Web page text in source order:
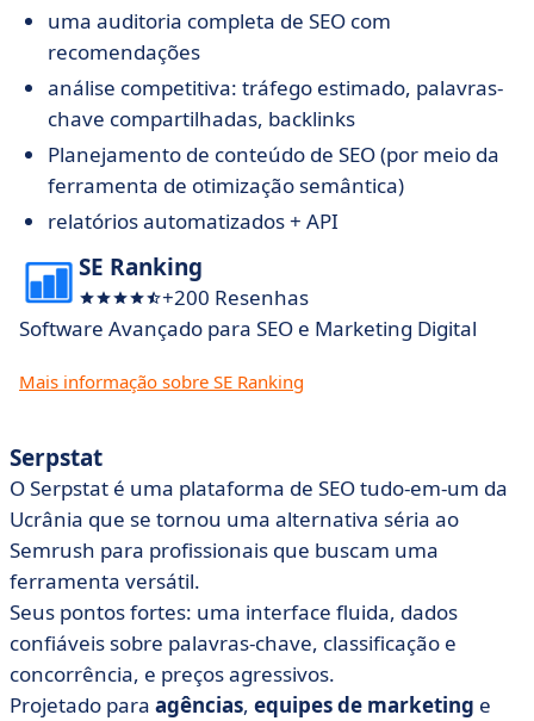
uma auditoria completa de SEO com
recomendações
análise competitiva: tráfego estimado, palavras-
chave compartilhadas, backlinks
Planejamento de conteúdo de SEO (por meio da
ferramenta de otimização semântica)
relatórios automatizados + API
SE Ranking
+200 Resenhas
Software Avançado para SEO e Marketing Digital
Mais informação sobre SE Ranking
Serpstat
O Serpstat é uma plataforma de SEO tudo-em-um da
Ucrânia que se tornou uma alternativa séria ao
Semrush para profissionais que buscam uma
ferramenta versátil.
Seus pontos fortes: uma interface fluida, dados
confiáveis sobre palavras-chave, classificação e
concorrência, e preços agressivos.
Projetado para agências, equipes de marketing e